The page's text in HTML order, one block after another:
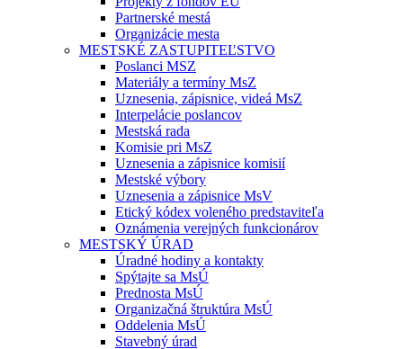
Partnerské mestá
Organizácie mesta
MESTSKÉ ZASTUPITEĽSTVO
Poslanci MSZ
Materiály a termíny MsZ
Uznesenia, zápisnice, videá MsZ
Interpelácie poslancov
Mestská rada
Komisie pri MsZ
Uznesenia a zápisnice komisií
Mestské výbory
Uznesenia a zápisnice MsV
Etický kódex voleného predstaviteľa
Oznámenia verejných funkcionárov
MESTSKÝ ÚRAD
Úradné hodiny a kontakty
Spýtajte sa MsÚ
Prednosta MsÚ
Organizačná štruktúra MsÚ
Oddelenia MsÚ
Stavebný úrad